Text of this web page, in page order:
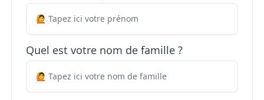
Quel est votre nom de famille ?